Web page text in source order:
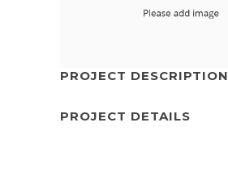
PROJECT DESCRIPTION
PROJECT DETAILS